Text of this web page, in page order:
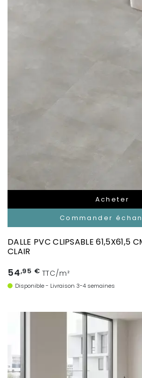
Acheter
Commander
DALLE PVC CLIPSABLE 61,5X61,5
CLAIR
54,95 € TTC/m²
Disponible - Livraison 3-4 semaines